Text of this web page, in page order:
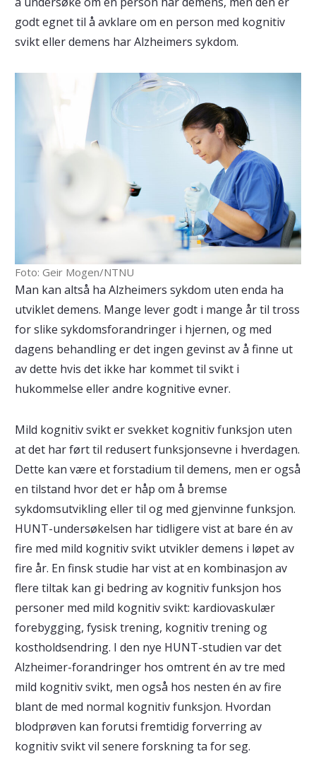
godt egnet til å avklare om en person med kognitiv
svikt eller demens har Alzheimers sykdom.
Foto: Geir Mogen/NTNU
Man kan altså ha Alzheimers sykdom uten enda ha
utviklet demens. Mange lever godt i mange år til tross
for slike sykdomsforandringer i hjernen, og med
dagens behandling er det ingen gevinst av å finne ut
av dette hvis det ikke har kommet til svikt i
hukommelse eller andre kognitive evner.
Mild kognitiv svikt er svekket kognitiv funksjon uten
at det har ført til redusert funksjonsevne i hverdagen.
Dette kan være et forstadium til demens, men er også
en tilstand hvor det er håp om å bremse
sykdomsutvikling eller til og med gjenvinne funksjon.
HUNT-undersøkelsen har tidligere vist at bare én av
fire med mild kognitiv svikt utvikler demens i løpet av
fire år. En finsk studie har vist at en kombinasjon av
flere tiltak kan gi bedring av kognitiv funksjon hos
personer med mild kognitiv svikt: kardiovaskulær
forebygging, fysisk trening, kognitiv trening og
kostholdsendring. I den nye HUNT-studien var det
Alzheimer-forandringer hos omtrent én av tre med
mild kognitiv svikt, men også hos nesten én av fire
blant de med normal kognitiv funksjon. Hvordan
blodprøven kan forutsi fremtidig forverring av
kognitiv svikt vil senere forskning ta for seg.